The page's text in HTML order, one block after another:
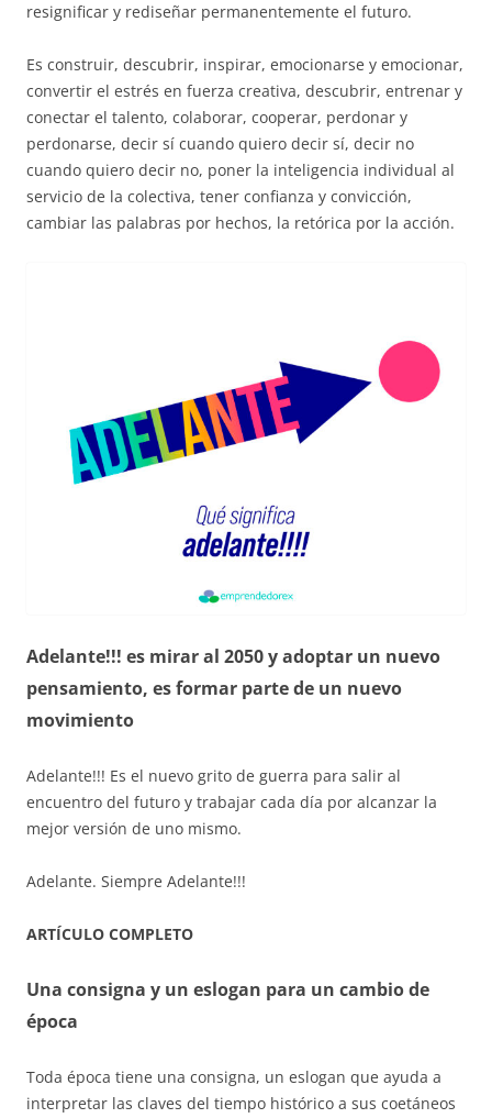
resignificar y rediseñar permanentemente el futuro.
Es construir, descubrir, inspirar, emocionarse y emocionar,
convertir el estrés en fuerza creativa, descubrir, entrenar y
conectar el talento, colaborar, cooperar, perdonar y
perdonarse, decir sí cuando quiero decir sí, decir no
cuando quiero decir no, poner la inteligencia individual al
servicio de la colectiva, tener confianza y convicción,
cambiar las palabras por hechos, la retórica por la acción.
Adelante!!! es mirar al 2050 y adoptar un nuevo
pensamiento, es formar parte de un nuevo
movimiento
Adelante!!! Es el nuevo grito de guerra para salir al
encuentro del futuro y trabajar cada día por alcanzar la
mejor versión de uno mismo.
Adelante. Siempre Adelante!!!
ARTÍCULO COMPLETO
Una consigna y un eslogan para un cambio de
época
Toda época tiene una consigna, un eslogan que ayuda a
interpretar las claves del tiempo histórico a sus coetáneos